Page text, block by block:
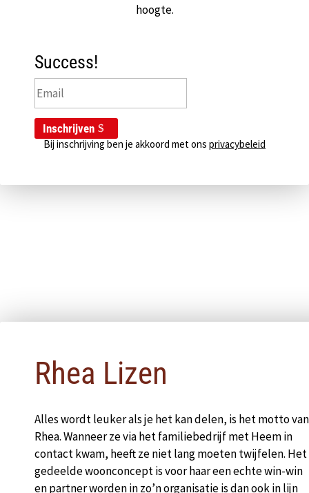
hoogte.
Success!
Inschrijven
Bij inschrijving ben je akkoord met ons privacybeleid
Rhea Lizen
Alles wordt leuker als je het kan delen, is het motto van
Rhea. Wanneer ze via het familiebedrijf met Heem in
contact kwam, heeft ze niet lang moeten twijfelen. Het
gedeelde woonconcept is voor haar een echte win-win
en partner worden in zo’n organisatie is dan ook in lijn